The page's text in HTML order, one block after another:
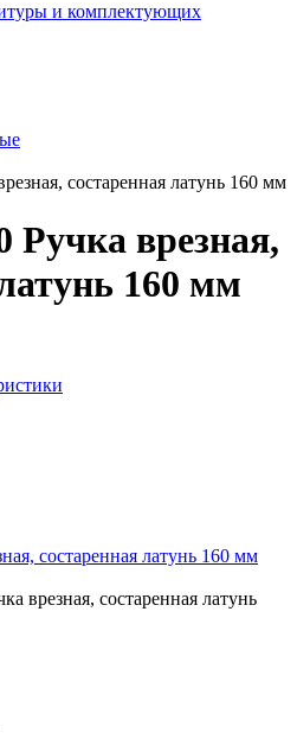
и комплектующих
состаренная латунь 160 мм
Ручка врезная,
160 мм
врезная, состаренная латунь